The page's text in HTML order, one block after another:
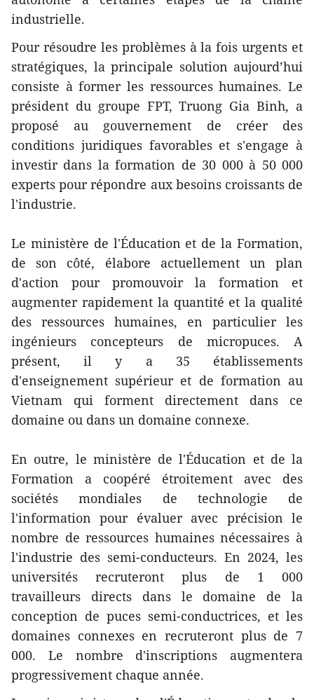
industrielle.
Pour résoudre les problèmes à la fois urgents et
stratégiques, la principale solution aujourd’hui
consiste à former les ressources humaines. Le
président du groupe FPT, Truong Gia Binh, a
proposé au gouvernement de créer des
conditions juridiques favorables et s'engage à
investir dans la formation de 30 000 à 50 000
experts pour répondre aux besoins croissants de
l'industrie.
Le ministère de l'Éducation et de la Formation,
de son côté, élabore actuellement un plan
d'action pour promouvoir la formation et
augmenter rapidement la quantité et la qualité
des ressources humaines, en particulier les
ingénieurs concepteurs de micropuces. A
présent, il y a 35 établissements
d'enseignement supérieur et de formation au
Vietnam qui forment directement dans ce
domaine ou dans un domaine connexe.
En outre, le ministère de l'Éducation et de la
Formation a coopéré étroitement avec des
sociétés mondiales de technologie de
l'information pour évaluer avec précision le
nombre de ressources humaines nécessaires à
l'industrie des semi-conducteurs. En 2024, les
universités recruteront plus de 1 000
travailleurs directs dans le domaine de la
conception de puces semi-conductrices, et les
domaines connexes en recruteront plus de 7
000. Le nombre d'inscriptions augmentera
progressivement chaque année.